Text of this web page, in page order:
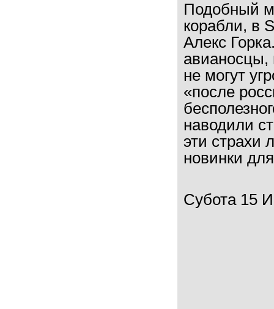
Подобный
корабли, в
Алекс Горка
не могут
«после
наводили
эти страхи
новинки
Субота 15